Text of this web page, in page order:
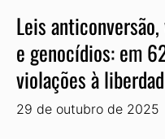
Leis
e genocídios: em
violações à
29 de outubro de 2025